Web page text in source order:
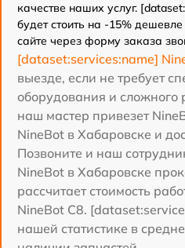
качестве наших услуг.
будет стоить на -15%
сайте через форму заказа
[dataset:services:name]
выезде, если не требует
оборудования и сложного
наш мастер привезет
NineBot в Хабаровске и
Позвоните и наш
NineBot в Хабаровске
рассчитает стоимость
NineBot C8.
нашей статистике в